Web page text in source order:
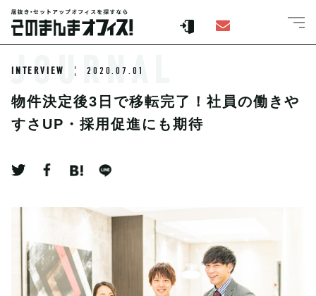
JOURNAL
INTERVIEW 2020.07.01
物件決定後3日で移転完了！社員の働きや
すさUP・採用促進にも期待